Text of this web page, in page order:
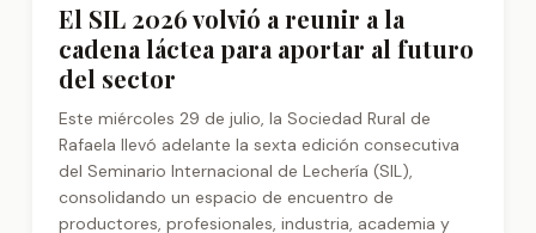
El SIL 2026 volvió a reunir a la
cadena láctea para aportar al futuro
del sector
Este miércoles 29 de julio, la Sociedad Rural de
Rafaela llevó adelante la sexta edición consecutiva
del Seminario Internacional de Lechería (SIL),
consolidando un espacio de encuentro de
productores, profesionales, industria, academia y